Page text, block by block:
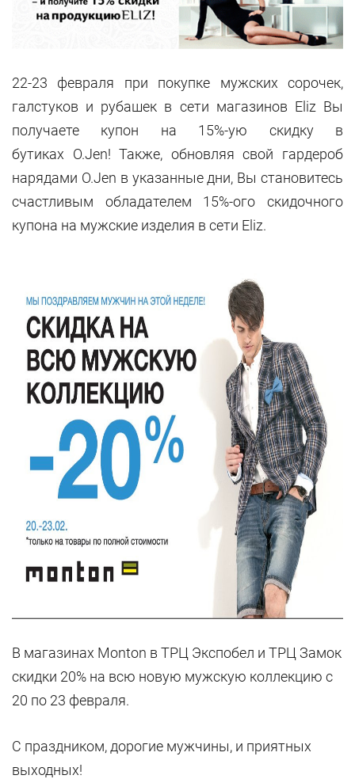
22-23 февраля при покупке мужских сорочек,
галстуков и рубашек в сети магазинов Eliz Вы
получаете купон на 15%-ую скидку в
бутиках O.Jen! Также, обновляя свой гардероб
нарядами O.Jen в указанные дни, Вы становитесь
счастливым обладателем 15%-ого скидочного
купона на мужские изделия в сети Eliz.
В магазинах Monton в ТРЦ Экспобел и ТРЦ Замок
скидки 20% на всю новую мужскую коллекцию с
20 по 23 февраля.
С праздником, дорогие мужчины, и приятных
выходных!